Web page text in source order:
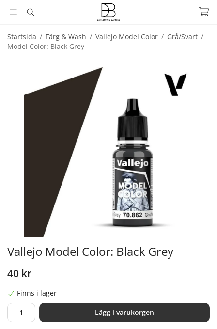
Startsida / Färg & Wash / Vallejo Model Color / Grå/Svart /
Model Color: Black Grey
Vallejo Model Color: Black Grey
40 kr
Finns i lager
Lägg i varukorgen